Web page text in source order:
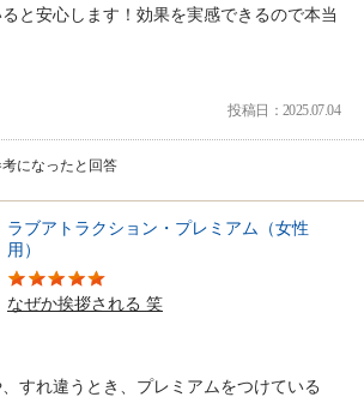
と安心します！効果を実感できるので本当
投稿日：2025.07.04
になったと回答
ラブアトラクション・プレミアム（女性
用）
なぜか挨拶される 笑
すれ違うとき、プレミアムをつけている